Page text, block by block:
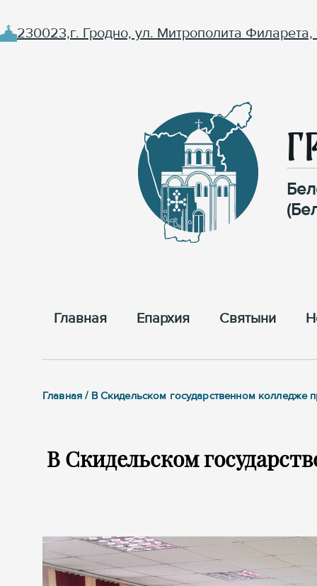
230023,г. Гродно, ул. Митрополита Филарета,
Главная Епархия Cвятыни
Главная / В Скидельском государственном колледже
В Скидельском